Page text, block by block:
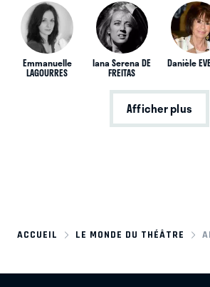
Emmanuelle
LAGOURRES
Iana Serena DE
FREITAS
Danièle
Afficher plus
ACCUEIL LE MONDE DU THÉÂTRE